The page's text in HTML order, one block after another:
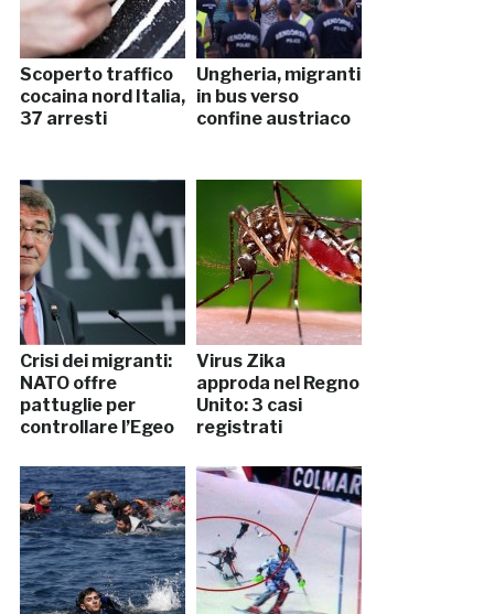
Scoperto traffico
cocaina nord Italia,
37 arresti
Ungheria, migranti
in bus verso
confine austriaco
Crisi dei migranti:
NATO offre
pattuglie per
controllare l’Egeo
Virus Zika
approda nel Regno
Unito: 3 casi
registrati